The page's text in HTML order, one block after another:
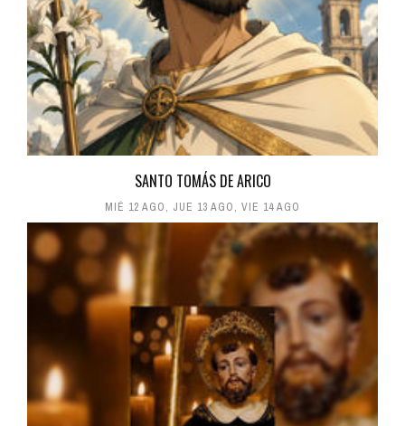
SANTO TOMÁS DE ARICO
MIÉ 12 AGO, JUE 13 AGO, VIE 14 AGO